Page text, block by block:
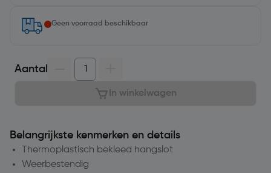
Geen voorraad beschikbaar
Aantal
In winkelwagen
Belangrijkste kenmerken en details
Thermoplastisch bekleed hangslot
Weerbestendig